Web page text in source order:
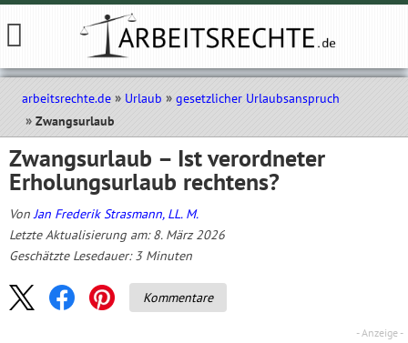
arbeitsrechte.de Urlaub
gesetzlicher Urlaubsanspruch
Zwangsurlaub
Zwangsurlaub – Ist verordneter
Erholungs­urlaub rechtens?
VonJan Frederik Strasmann, LL. M.
Letzte Aktualisierung am: 8. März 2026
Geschätzte Lesedauer: 3 Minuten
Kommentare